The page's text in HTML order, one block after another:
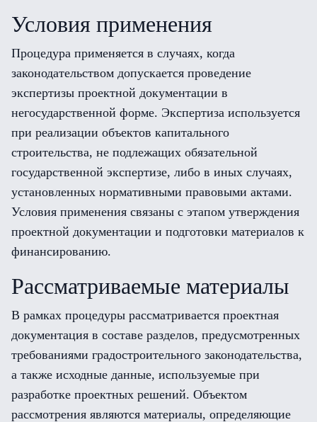
Условия применения
Процедура применяется в случаях, когда
законодательством допускается проведение
экспертизы проектной документации в
негосударственной форме. Экспертиза используется
при реализации объектов капитального
строительства, не подлежащих обязательной
государственной экспертизе, либо в иных случаях,
установленных нормативными правовыми актами.
Условия применения связаны с этапом утверждения
проектной документации и подготовки материалов к
финансированию.
Рассматриваемые материалы
В рамках процедуры рассматривается проектная
документация в составе разделов, предусмотренных
требованиями градостроительного законодательства,
а также исходные данные, используемые при
разработке проектных решений. Объектом
рассмотрения являются материалы, определяющие